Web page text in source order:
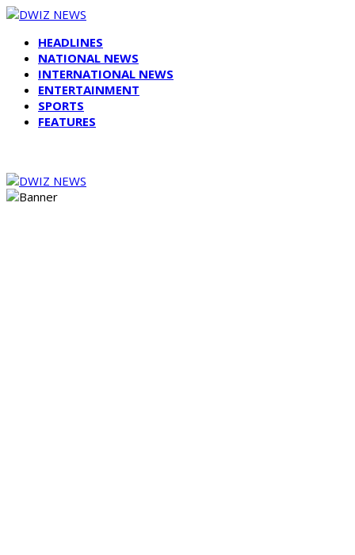
HEADLINES
NATIONAL NEWS
INTERNATIONAL NEWS
ENTERTAINMENT
SPORTS
FEATURES